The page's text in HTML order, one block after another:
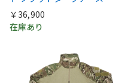
￥36,900
在庫あり